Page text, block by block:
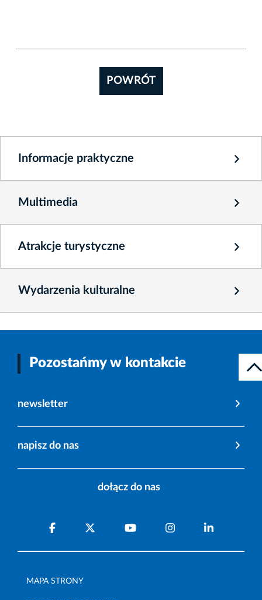
POWRÓT
Informacje praktyczne
Multimedia
Atrakcje turystyczne
Wydarzenia kulturalne
Pozostańmy w kontakcie
newsletter
napisz do nas
dołącz do nas
MAPA STRONY